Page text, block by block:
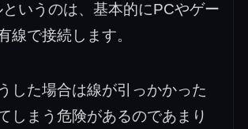
いうのは、基本的にPCやゲー
線で接続します。
した場合は線が引っかかった
しまう危険があるのであまり